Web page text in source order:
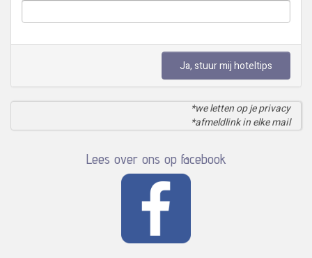
Ja, stuur mij hoteltips
*we letten op je privacy
*afmeldlink in elke mail
Lees over ons op facebook